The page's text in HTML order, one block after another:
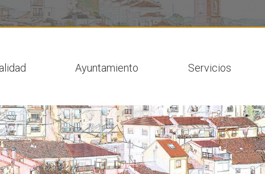
Ayuntamiento Servicios